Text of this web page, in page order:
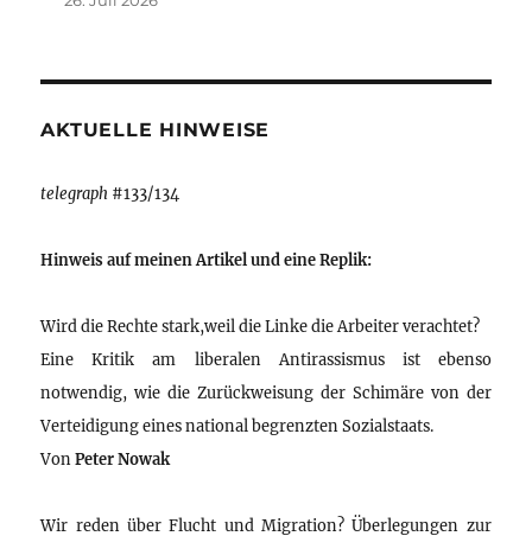
AKTUELLE HINWEISE
telegraph #133/134
Hinweis auf meinen Artikel und eine Replik:
Wird die Rechte stark,weil die Linke die Arbeiter verachtet?
Eine Kritik am liberalen Antirassismus ist ebenso
notwendig, wie die Zurückweisung der Schimäre von der
Verteidigung eines national begrenzten Sozialstaats.
VonPeter Nowak
Wir reden über Flucht und Migration? Überlegungen zur